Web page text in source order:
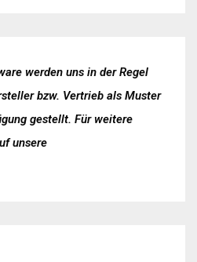
werden uns in der Regel
bzw. Vertrieb als Muster
gestellt. Für weitere
unsere